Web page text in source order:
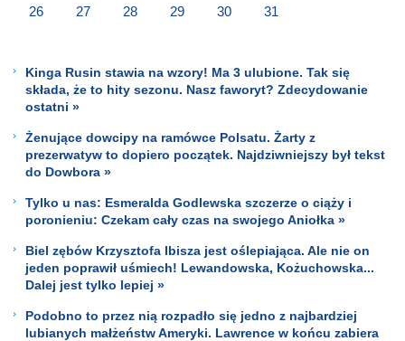
26 27 28 29 30 31
Kinga Rusin stawia na wzory! Ma 3 ulubione. Tak się
składa, że to hity sezonu. Nasz faworyt? Zdecydowanie
ostatni »
Żenujące dowcipy na ramówce Polsatu. Żarty z
prezerwatyw to dopiero początek. Najdziwniejszy był tekst
do Dowbora »
Tylko u nas: Esmeralda Godlewska szczerze o ciąży i
poronieniu: Czekam cały czas na swojego Aniołka »
Biel zębów Krzysztofa Ibisza jest oślepiająca. Ale nie on
jeden poprawił uśmiech! Lewandowska, Kożuchowska...
Dalej jest tylko lepiej »
Podobno to przez nią rozpadło się jedno z najbardziej
lubianych małżeństw Ameryki. Lawrence w końcu zabiera